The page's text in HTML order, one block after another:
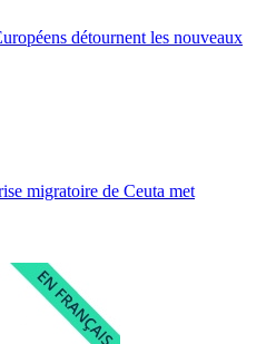
détournent les nouveaux
migratoire de Ceuta met